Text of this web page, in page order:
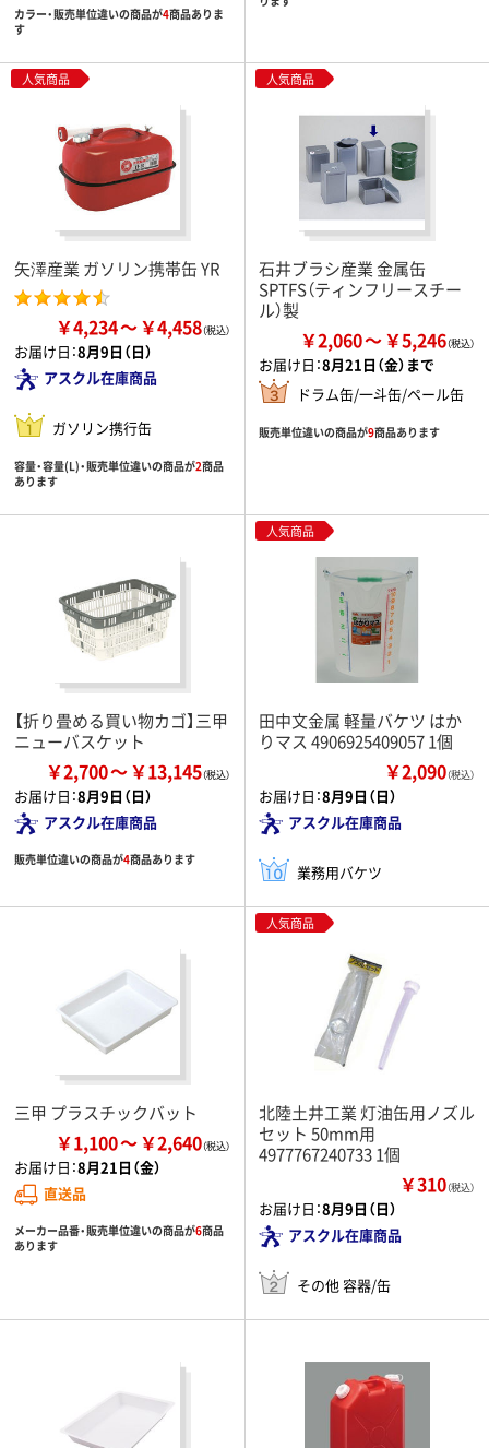
カラー・販売単位違いの商品が4商品ありま
す
人気商品
矢澤産業 ガソリン携帯缶 YR
￥4,234 ￥4,458
お届け日：8月9日（日）
アスクル在庫商品
ガソリン携行缶
容量・容量(L)・販売単位違いの商品が2商品
あります
人気商品
石井ブラシ産業 金属缶
SPTFS（ティンフリースチー
ル）製
￥2,060 ￥5,246
お届け日：8月21日（金）まで
ドラム缶/一斗缶/ペール缶
販売単位違いの商品が9商品あります
【折り畳める買い物カゴ】三甲
ニューバスケット
￥2,700 ￥13,145
お届け日：8月9日（日）
アスクル在庫商品
販売単位違いの商品が4商品あります
人気商品
田中文金属 軽量バケツ はか
りマス 4906925409057 1個
￥2,090（税込）
お届け日：8月9日（日）
アスクル在庫商品
業務用バケツ
三甲 プラスチックバット
￥1,100 ￥2,640
お届け日：8月21日（金）
直送品
メーカー品番・販売単位違いの商品が6商品
あります
人気商品
北陸土井工業 灯油缶用ノズル
セット 50mm用
4977767240733 1個
￥310（税込）
お届け日：8月9日（日）
アスクル在庫商品
その他 容器/缶